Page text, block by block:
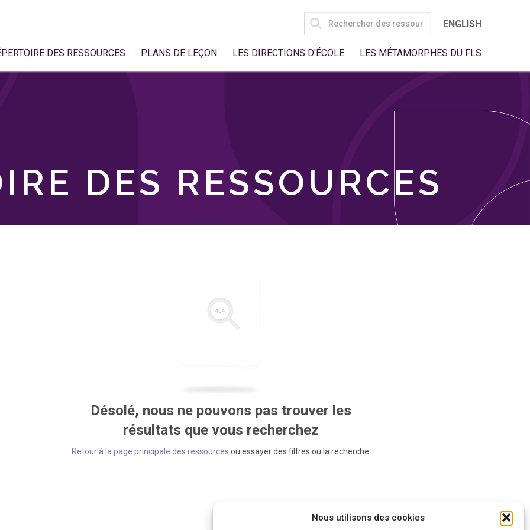
Nous utilisons des cookies
SEARCH
FOR:
ENGLISH
DES RESSOURCES PLANS DE LEÇON LES DIRECTIONS D'ÉCOLE LES MÉTAMORPHES DU FLS
DES RESSOURCES
Désolé, nous ne pouvons pas trouver les
résultats que vous recherchez
Retour à la page principale des ressources ou essayer des filtres ou la recherche.